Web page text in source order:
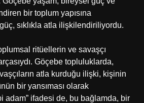
bir toplum yapısına
sıklıkla atla ilişkilendiriliyordu.
ritüellerin ve savaşçı
Göçebe topluluklarda,
atla kurduğu ilişki, kişinin
bir yansıması olarak
adam” ifadesi de, bu bağlamda, bir